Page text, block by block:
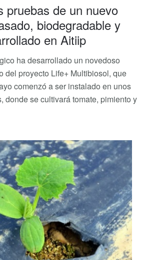
pruebas de un nuevo
biodegradable y
en Aitiip
ha desarrollado un novedoso
del proyecto Life+ Multibiosol, que
comenzó a ser instalado en unos
donde se cultivará tomate, pimiento y